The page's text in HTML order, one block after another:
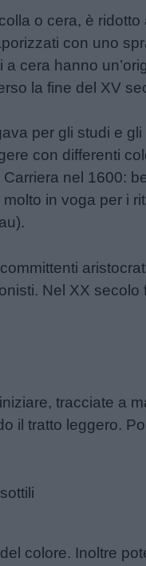
o cera, è ridotto
con uno
cera hanno
la fine del XV
per gli studi e
con differenti
nel 1600:
in voga per i
Nel XX secolo
tracciate a
il tratto leggero.
colore. Inoltre